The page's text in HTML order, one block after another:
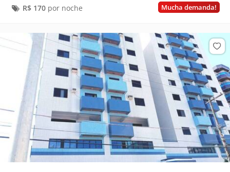
Mucha demanda!
R$ 170por noche